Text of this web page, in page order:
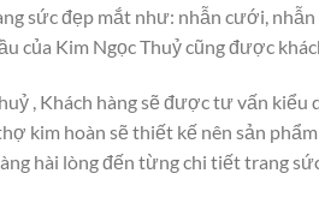
sức đẹp mắt như: nhẫn cưới,
của Kim Ngọc Thuỷ cũng được
, Khách hàng sẽ được tư vấn kiểu
kim hoàn sẽ thiết kế nên sản
hài lòng đến từng chi tiết trang